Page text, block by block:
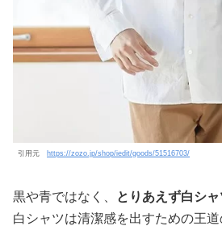
引用元 https://zozo.jp/shop/iedit/goods/51516703/
黒や青ではなく、
とりあえず白シ
白シャツは清潔感を出すための王